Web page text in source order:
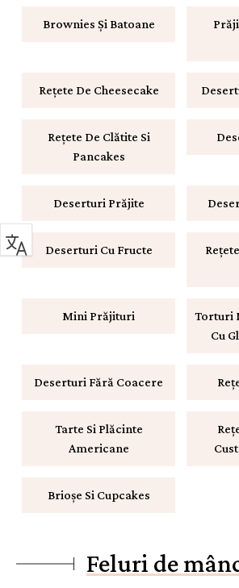
Brownies Și Batoane
Rețete De Cheesecake
Rețete De Clătite Si
Pancakes
Deserturi Prăjite
Deserturi Cu Fructe
Mini Prăjituri
Torturi
Cu
Deserturi Fără Coacere
Tarte Si Plăcinte
Americane
Brioșe Si Cupcakes
Feluri de